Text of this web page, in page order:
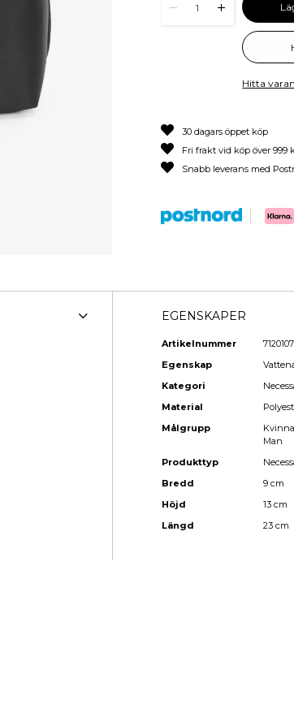
1
Hitta
30 dagars öppet köp
Fri frakt vid köp över 999
Snabb leverans med
EGENSKAPER
Artikelnummer
7120107
Egenskap
Kategori
Material
Målgrupp
Kvinna
Man
Produkttyp
Bredd
9 cm
Höjd
13 cm
Längd
23 cm